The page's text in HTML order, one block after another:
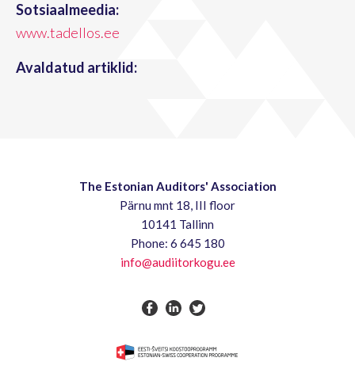
Sotsiaalmeedia:
www.tadellos.ee
Avaldatud artiklid:
The Estonian Auditors' Association
Pärnu mnt 18, III floor
10141 Tallinn
Phone: 6 645 180
info@audiitorkogu.ee